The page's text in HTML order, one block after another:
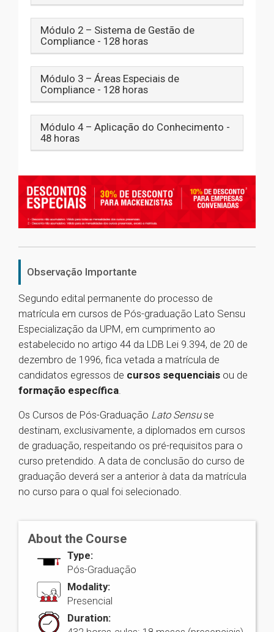
Módulo 2 – Sistema de Gestão de
Compliance - 128 horas
Módulo 3 – Áreas Especiais de
Compliance - 128 horas
Módulo 4 – Aplicação do Conhecimento -
48 horas
Observação Importante
Segundo edital permanente do processo de
matrícula em cursos de Pós-graduação Lato Sensu
Especialização da UPM, em cumprimento ao
estabelecido no artigo 44 da LDB Lei 9.394, de 20 de
dezembro de 1996, fica vetada a matrícula de
candidatos egressos de cursos sequenciais ou de
formação específica.
Os Cursos de Pós-Graduação Lato Sensuse
destinam, exclusivamente, a diplomados em cursos
de graduação, respeitando os pré-requisitos para o
curso pretendido. A data de conclusão do curso de
graduação deverá ser a anterior à data da matrícula
no curso para o qual foi selecionado.
About the Course
Type:
Pós-Graduação
Modality:
Presencial
Duration: